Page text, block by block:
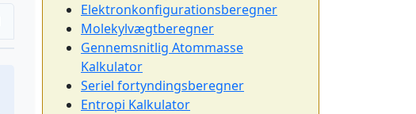
Elektronkonfigurationsberegner
Molekylvægtberegner
Gennemsnitlig Atommasse
Kalkulator
Seriel fortyndingsberegner
Entropi Kalkulator